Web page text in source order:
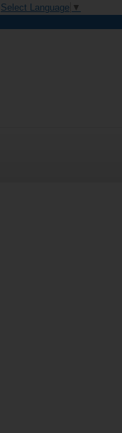
Select Language ▼